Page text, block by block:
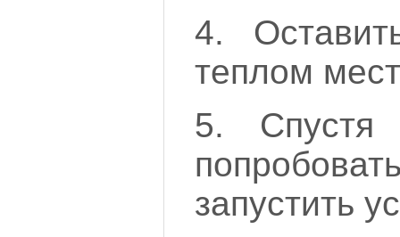
4.
теплом
5.
запустить